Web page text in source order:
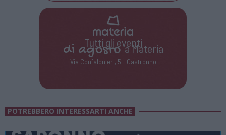
Tutti gli eventi
di agostoa Materia
Via Confalonieri, 5 - Castronno
POTREBBERO INTERESSARTI ANCHE